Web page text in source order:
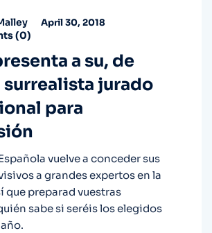
April 30, 2018
(0)
a su, de
surrealista jurado
para
vuelve a conceder sus
a grandes expertos en la
que preparad vuestras
sabe si seréis los elegidos